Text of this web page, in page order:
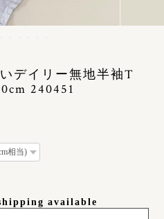
デイリー無地半袖T
240451
available